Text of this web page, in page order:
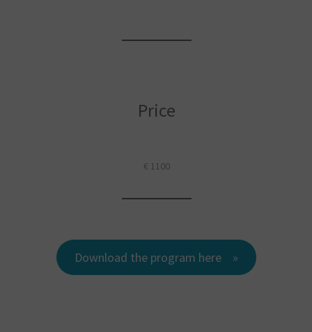
Price
€ 1100
Download the program here